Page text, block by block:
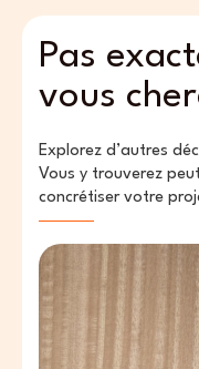
Pas
vous
Explorez d’autres
Vous y trouverez
concrétiser votre